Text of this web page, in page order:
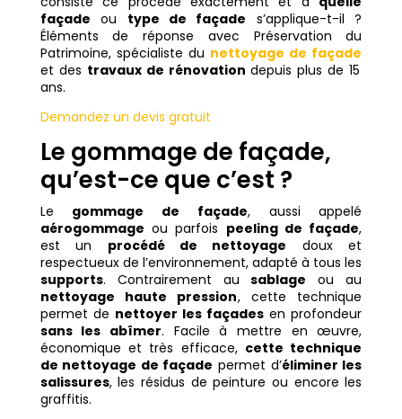
façade ou type de façade s’applique-t-il ?
Éléments de réponse avec Préservation du
Patrimoine, spécialiste du nettoyage de façade
et des travaux de rénovation depuis plus de 15
ans.
Demandez un devis gratuit
Le gommage de façade,
qu’est-ce que c’est ?
Le gommage de façade, aussi appelé
aérogommage ou parfois peeling de façade,
est un procédé de nettoyage doux et
respectueux de l’environnement, adapté à tous les
supports. Contrairement ausablage ou au
nettoyage haute pression, cette technique
permet de nettoyer les façades en profondeur
sans les abîmer. Facile à mettre en œuvre,
économique et très efficace, cette technique
de nettoyage de façade permet d’éliminer les
salissures, les résidus de peinture ou encore les
graffitis.